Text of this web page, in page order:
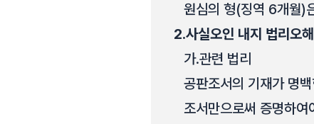
원심의 형(징역 6개월)
2.사실오인 내지 법리오
가.관련 법리
공판조서의 기재가 명
조서만으로써 증명하